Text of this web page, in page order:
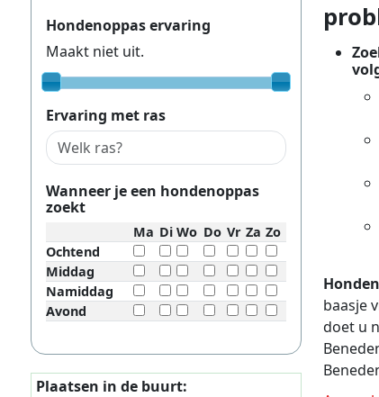
baasje
doet u
Hondenoppas ervaring
Maakt niet uit.
Ervaring met ras
Wanneer je een hondenoppas
zoekt
Ma Di Wo Do Vr Za Zo
Ochtend
Middag
Namiddag
Avond
Plaatsen in de buurt: